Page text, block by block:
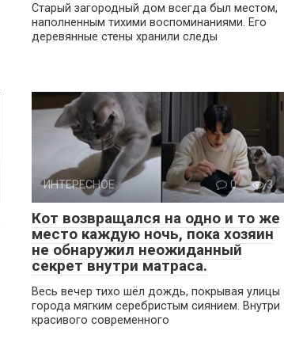
Старый загородный дом всегда был местом,
наполненным тихими воспоминаниями. Его
деревянные стены хранили следы
ИНТЕРЕСНОЕ 0 3
Кот возвращался на одно и то же
место каждую ночь, пока хозяин
не обнаружил неожиданный
секрет внутри матраса.
Весь вечер тихо шёл дождь, покрывая улицы
города мягким серебристым сиянием. Внутри
красивого современного